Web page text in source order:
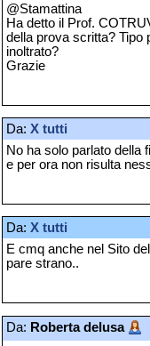
@Stamattina
Ha detto il Prof.
della prova scritta? Tipo
inoltrato?
Grazie
Da: X tutti
No ha solo parlato della
e per ora non risulta
Da: X tutti
E cmq anche nel Sito
pare strano..
Da: Roberta delusa